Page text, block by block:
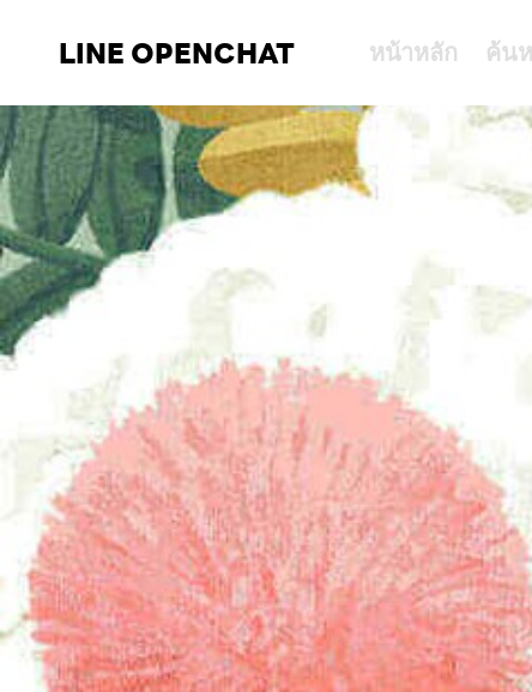
LINE OPENCHAT หน้าหลัก ค้น